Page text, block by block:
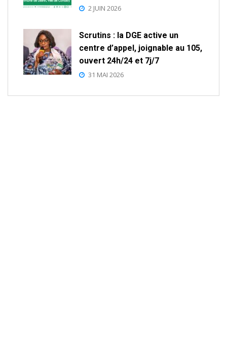
2 JUIN 2026
Scrutins : la DGE active un
centre d’appel, joignable au 105,
ouvert 24h/24 et 7j/7
31 MAI 2026